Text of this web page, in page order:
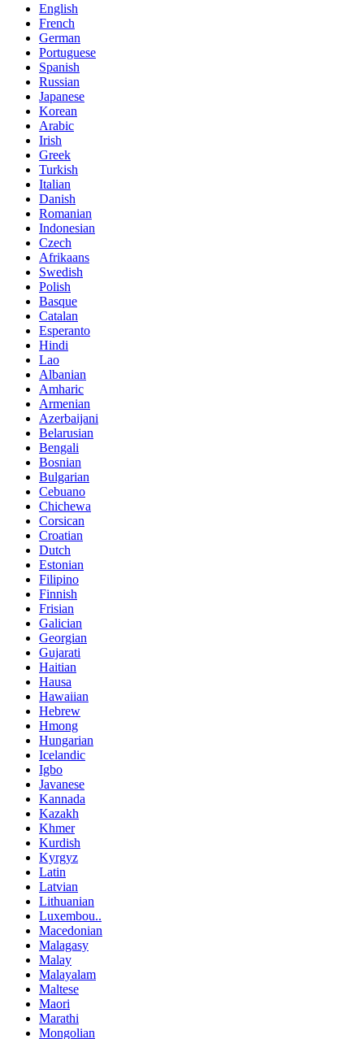
English
French
German
Portuguese
Spanish
Russian
Japanese
Korean
Arabic
Irish
Greek
Turkish
Italian
Danish
Romanian
Indonesian
Czech
Afrikaans
Swedish
Polish
Basque
Catalan
Esperanto
Hindi
Lao
Albanian
Amharic
Armenian
Azerbaijani
Belarusian
Bengali
Bosnian
Bulgarian
Cebuano
Chichewa
Corsican
Croatian
Dutch
Estonian
Filipino
Finnish
Frisian
Galician
Georgian
Gujarati
Haitian
Hausa
Hawaiian
Hebrew
Hmong
Hungarian
Icelandic
Igbo
Javanese
Kannada
Kazakh
Khmer
Kurdish
Kyrgyz
Latin
Latvian
Lithuanian
Luxembou..
Macedonian
Malagasy
Malay
Malayalam
Maltese
Maori
Marathi
Mongolian